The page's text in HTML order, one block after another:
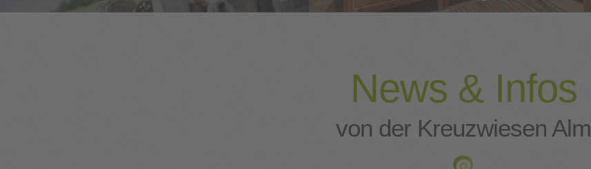
News & Infos
von der Kreuzwiesen Alm